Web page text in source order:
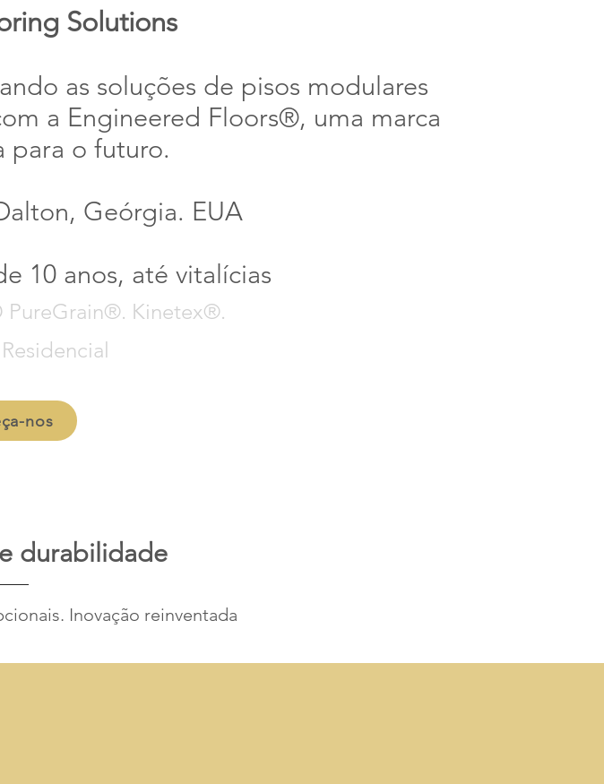
Solutions
as soluções de pisos modulares
a Engineered Floors®, uma marca
para o futuro.
Geórgia. EUA
10 anos, até vitalícias
PureGrain®. Kinetex®.
nos
durabilidade
Inovação reinventada